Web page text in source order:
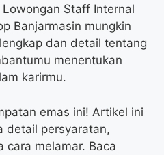
Staff Internal
Banjarmasin mungkin
dan detail tentang
menentukan
karirmu.
emas ini! Artikel ini
detail persyaratan,
cara melamar. Baca